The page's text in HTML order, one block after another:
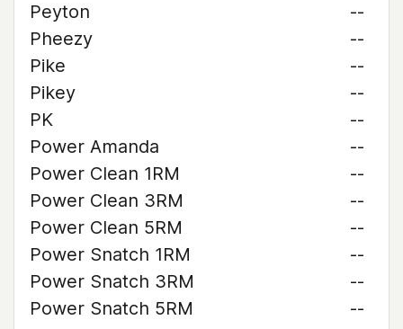
Peyton
--
Pheezy
--
Pike
--
Pikey
--
PK
--
Power Amanda
--
Power Clean 1RM
--
Power Clean 3RM
--
Power Clean 5RM
--
Power Snatch 1RM
--
Power Snatch 3RM
--
Power Snatch 5RM
--